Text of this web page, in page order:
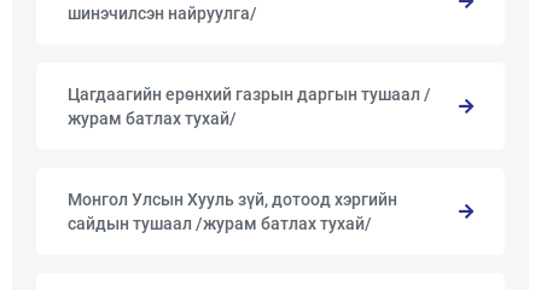
шинэчилсэн найруулга/
Цагдаагийн ерөнхий газрын даргын тушаал /
журам батлах тухай/
Монгол Улсын Хууль зүй, дотоод хэргийн
сайдын тушаал /журам батлах тухай/